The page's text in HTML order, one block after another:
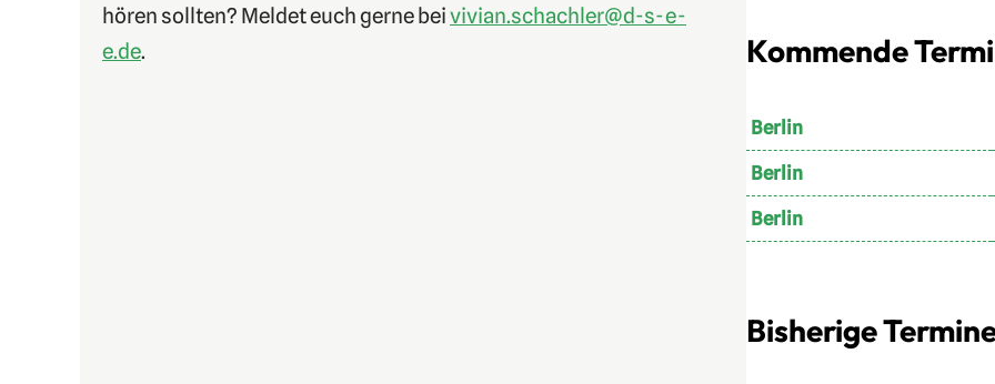
hören sollten? Meldet euch gerne beivivian.schachler@d-s-e-
e.de. Kommende
Berlin
Berlin
Berlin
Bisherige